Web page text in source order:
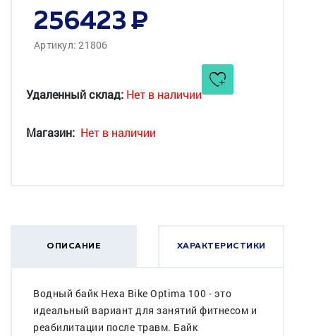
256423
Артикул: 21806
Удаленный склад: Нет в наличии
Магазин: Нет в наличии
ОПИСАНИЕ ХАРАКТЕРИСТИКИ
Водный байк Hexa Bike Optima 100 - это
идеальный вариант для занятий фитнесом и
реабилитации после травм. Байк